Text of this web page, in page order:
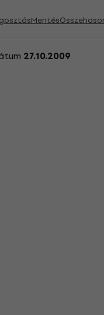
Mentés
27.10.2009